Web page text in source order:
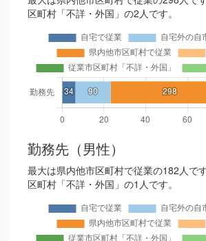
区町村「不詳・外国」の2人です。
勤務先（男性）
最大は県内他市区町村で従業の182人で
区町村「不詳・外国」の1人です。